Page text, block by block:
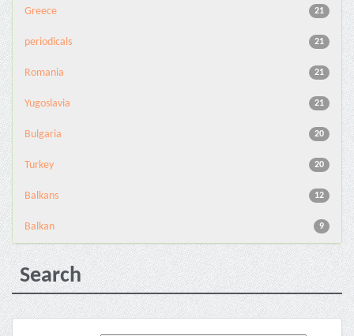
21
Greece
21
periodicals
21
Romania
21
Yugoslavia
20
Bulgaria
20
Turkey
12
Balkans
9
Balkan
Search